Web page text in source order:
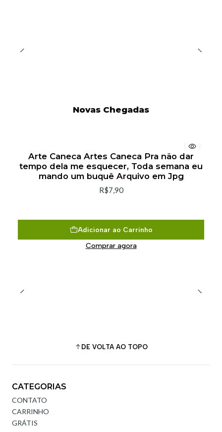
Novas Chegadas
Arte Caneca Artes Caneca Pra não dar
tempo dela me esquecer, Toda semana eu
mando um buquê Arquivo em Jpg
R$7,90
Adicionar ao Carrinho
Comprar agora
DE VOLTA AO TOPO
CATEGORIAS
CONTATO
CARRINHO
GRÁTIS